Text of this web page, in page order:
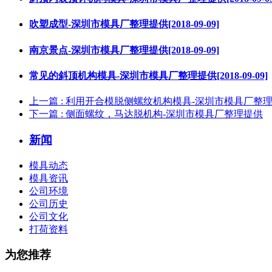
吹塑成型-深圳市模具厂整理提供[2018-09-09]
南京景点-深圳市模具厂整理提供[2018-09-09]
常见的斜顶机构模具-深圳市模具厂整理提供[2018-09-09]
上一篇 : 利用开合模脱侧螺纹机构模具-深圳市模具厂整
下一篇 : 侧面螺纹，马达脱机构-深圳市模具厂整理提供
新闻
模具动态
模具资讯
公司环境
公司历史
公司文化
打荷资料
为您推荐